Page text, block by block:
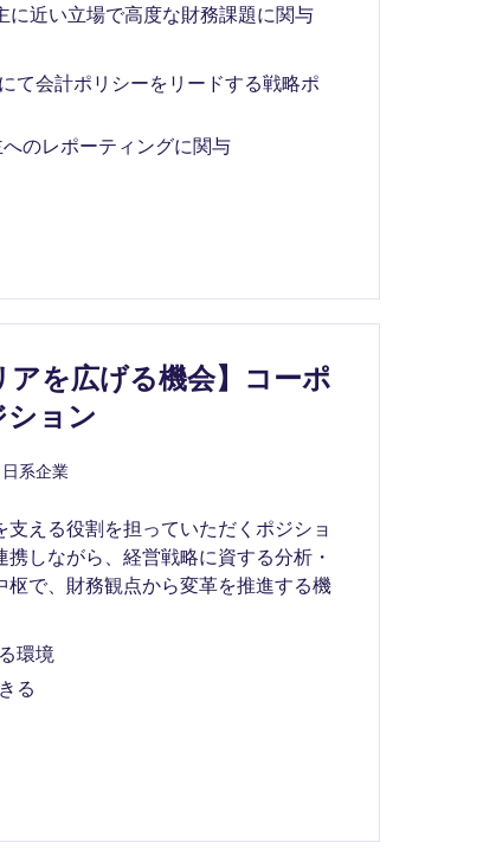
に近い立場で高度な財務課題に関与
て会計ポリシーをリードする戦略ポ
のレポーティングに関与
アを広げる機会】コーポ
ション
日系企業
える役割を担っていただくポジショ
しながら、経営戦略に資する分析・
で、財務観点から変革を推進する機
環境
る